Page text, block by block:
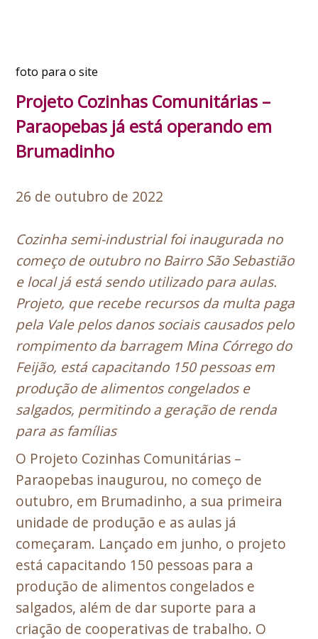
foto para o site
Projeto Cozinhas Comunitárias –
Paraopebas já está operando em
Brumadinho
26 de outubro de 2022
Cozinha semi-industrial foi inaugurada no
começo de outubro no Bairro São Sebastião
e local já está sendo utilizado para aulas.
Projeto, que recebe recursos da multa paga
pela Vale pelos danos sociais causados pelo
rompimento da barragem Mina Córrego do
Feijão, está capacitando 150 pessoas em
produção de alimentos congelados e
salgados, permitindo a geração de renda
para as famílias
O Projeto Cozinhas Comunitárias –
Paraopebas inaugurou, no começo de
outubro, em Brumadinho, a sua primeira
unidade de produção e as aulas já
começaram. Lançado em junho, o projeto
está capacitando 150 pessoas para a
produção de alimentos congelados e
salgados, além de dar suporte para a
criação de cooperativas de trabalho. O